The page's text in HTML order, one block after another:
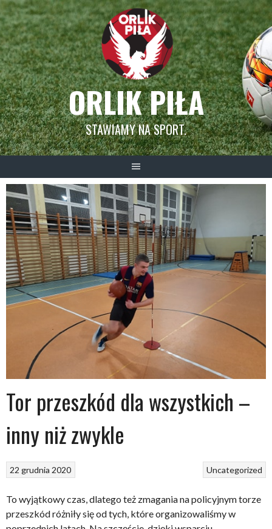
Skip
to
content
ORLIK PIŁA
STAWIAMY NA SPORT.
Tor przeszkód dla wszystkich –
inny niż zwykle
Uncategorized
22 grudnia 2020
To wyjątkowy czas, dlatego też zmagania na policyjnym torze
przeszkód różniły się od tych, które organizowaliśmy w